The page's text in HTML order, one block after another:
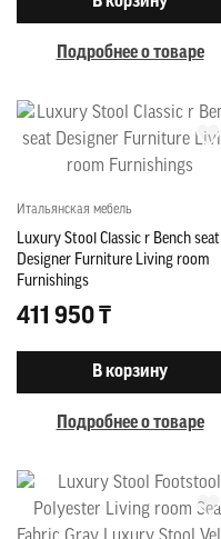
Подробнее о товаре
Итальянская мебель
Luxury Stool Classic r Bench seat
Designer Furniture Living room
Furnishings
411 950 ₸
В корзину
Подробнее о товаре